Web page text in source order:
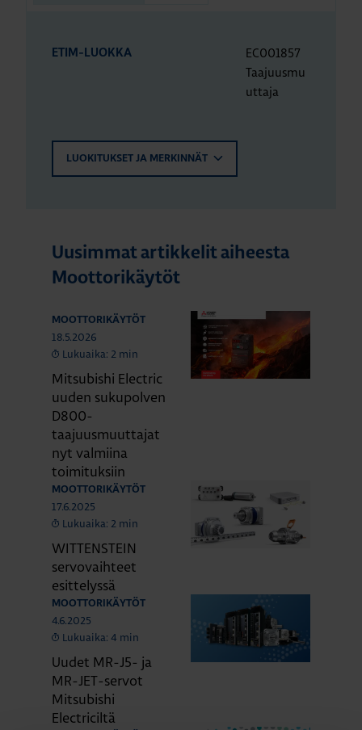
ETIM-LUOKKA
EC001857
Taajuusmu
uttaja
LUOKITUKSET JA MERKINNÄT
Uusimmat artikkelit aiheesta
Moottorikäytöt
MOOTTORIKÄYTÖT
18.5.2026
Lukuaika: 2 min
Mitsubishi Electric
uuden sukupolven
D800-
taajuusmuuttajat
nyt valmiina
toimituksiin
MOOTTORIKÄYTÖT
17.6.2025
Lukuaika: 2 min
WITTENSTEIN
servovaihteet
esittelyssä
MOOTTORIKÄYTÖT
4.6.2025
Lukuaika: 4 min
Uudet MR-J5- ja
MR-JET-servot
Mitsubishi
Electriciltä